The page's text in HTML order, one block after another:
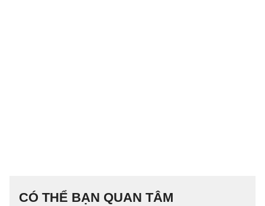
CÓ THỂ BẠN QUAN TÂM